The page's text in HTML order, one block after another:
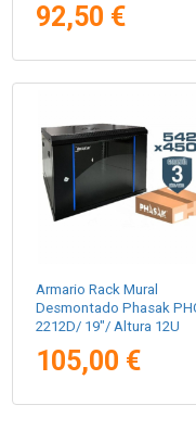
92,50 €
Armario Rack Mural
Desmontado Phasak
2212D/ 19"/ Altura 12U
105,00 €